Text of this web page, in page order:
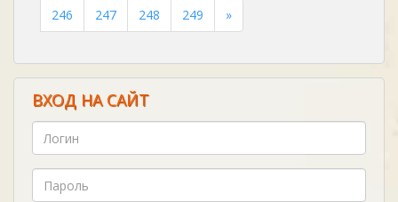
246
247 248 249 »
ВХОД НА САЙТ